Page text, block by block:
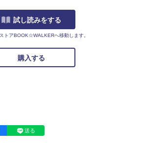
試し読みをする
トアBOOK☆WALKERへ移動します。
購入する
送る